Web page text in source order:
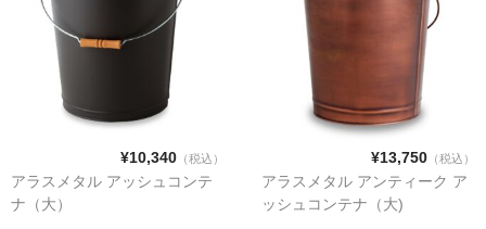
¥10,340（税込）
アラスメタル アッシュコンテ
ナ（大）
¥13,750（税込）
アラスメタル アンティーク ア
ッシュコンテナ（大)